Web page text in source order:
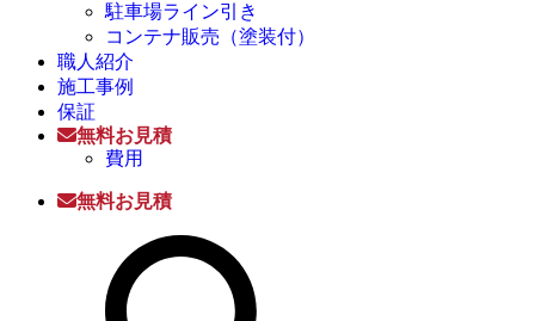
駐車場ライン引き
コンテナ販売（塗装付）
職人紹介
施工事例
保証
無料お見積
費用
無料お見積